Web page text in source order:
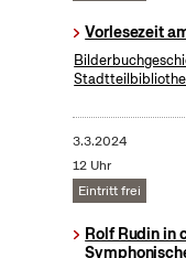
Vorlesezeit
3.3.2024
12 Uhr
Eintritt frei
Rolf Rudin in